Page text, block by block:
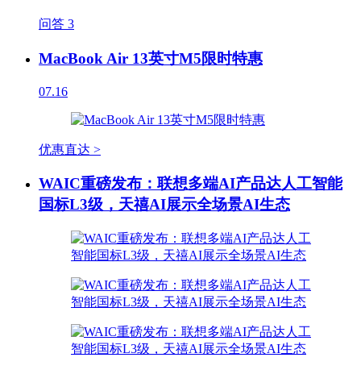
问答 3
MacBook Air 13英寸M5限时特惠
07.16
优惠直达 >
WAIC重磅发布：联想多端AI产品达人工智能
国标L3级，天禧AI展示全场景AI生态